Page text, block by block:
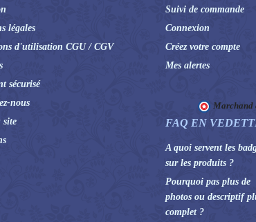
légales
d'utilisation CGU / CGV
sécurisé
nous
site
Suivi de commande
Connexion
Créez votre compte
Mes alertes
Marchand
FAQ EN
A quoi servent les
sur les produits ?
Pourquoi pas plus de
photos ou descriptif
complet ?